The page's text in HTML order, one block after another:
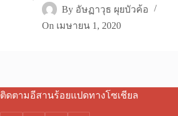
By อัษฏาวุธ ผุยบัวค้อ
On เมษายน 1, 2020
ติดตามอีสานร้อยแปดทางโซเชียล